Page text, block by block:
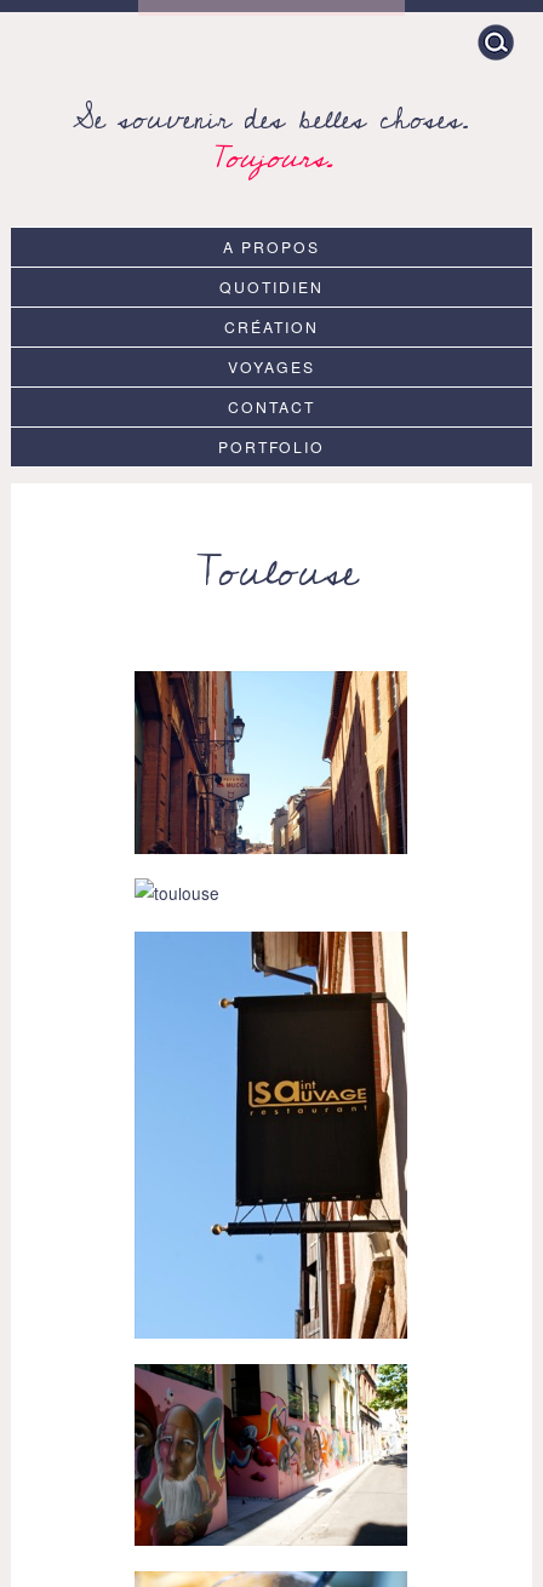
Search
for:
Se souvenir des belles choses.
Toujours.
A PROPOS
QUOTIDIEN
CRÉATION
VOYAGES
CONTACT
PORTFOLIO
Toulouse